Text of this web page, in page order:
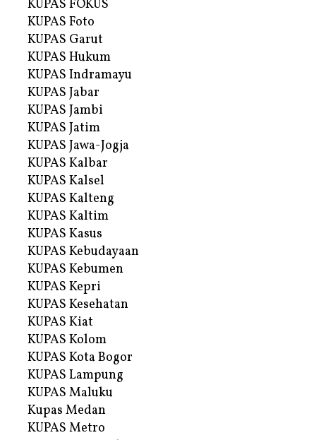
KUPAS FOKUS
KUPAS Foto
KUPAS Garut
KUPAS Hukum
KUPAS Indramayu
KUPAS Jabar
KUPAS Jambi
KUPAS Jatim
KUPAS Jawa-Jogja
KUPAS Kalbar
KUPAS Kalsel
KUPAS Kalteng
KUPAS Kaltim
KUPAS Kasus
KUPAS Kebudayaan
KUPAS Kebumen
KUPAS Kepri
KUPAS Kesehatan
KUPAS Kiat
KUPAS Kolom
KUPAS Kota Bogor
KUPAS Lampung
KUPAS Maluku
Kupas Medan
KUPAS Metro